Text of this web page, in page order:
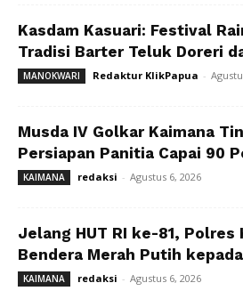
Kasdam Kasuari: Festival
Tradisi Barter Teluk Doreri
MANOKWARI Redaktur KlikPapua -
Musda IV Golkar Kaimana
Persiapan Panitia Capai 90
KAIMANA redaksi - Agustus 6, 2026
Jelang HUT RI ke-81, Polres
Bendera Merah Putih
KAIMANA redaksi - Agustus 6, 2026